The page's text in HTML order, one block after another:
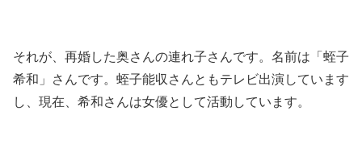
それが、再婚した奥さんの連れ子さんです。名前は「蛭子
希和」さんです。蛭子能収さんともテレビ出演しています
し、現在、希和さんは女優として活動しています。